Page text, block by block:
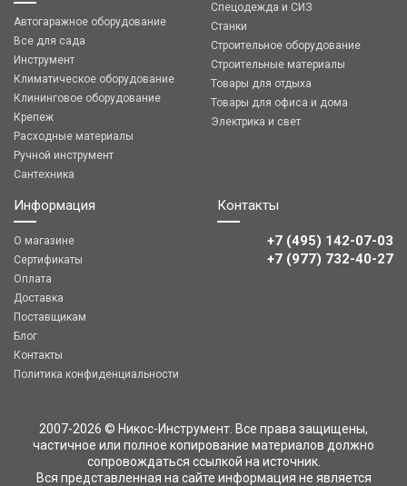
Автогаражное оборудование
Все для сада
Инструмент
Климатическое оборудование
Клининговое оборудование
Крепеж
Расходные материалы
Ручной инструмент
Сантехника
Спецодежда и СИЗ
Станки
Строительное оборудование
Строительные материалы
Товары для отдыха
Товары для офиса и дома
Электрика и свет
Информация
О магазине
Сертификаты
Оплата
Доставка
Поставщикам
Блог
Контакты
Политика конфиденциальности
Контакты
+7 (495) 142-07-03
‎‎+7 (977) 732-40-27
2007-2026 © Никос-Инструмент. Все права защищены,
частичное или полное копирование материалов должно
сопровождаться ссылкой на источник.
Вся представленная на сайте информация не является